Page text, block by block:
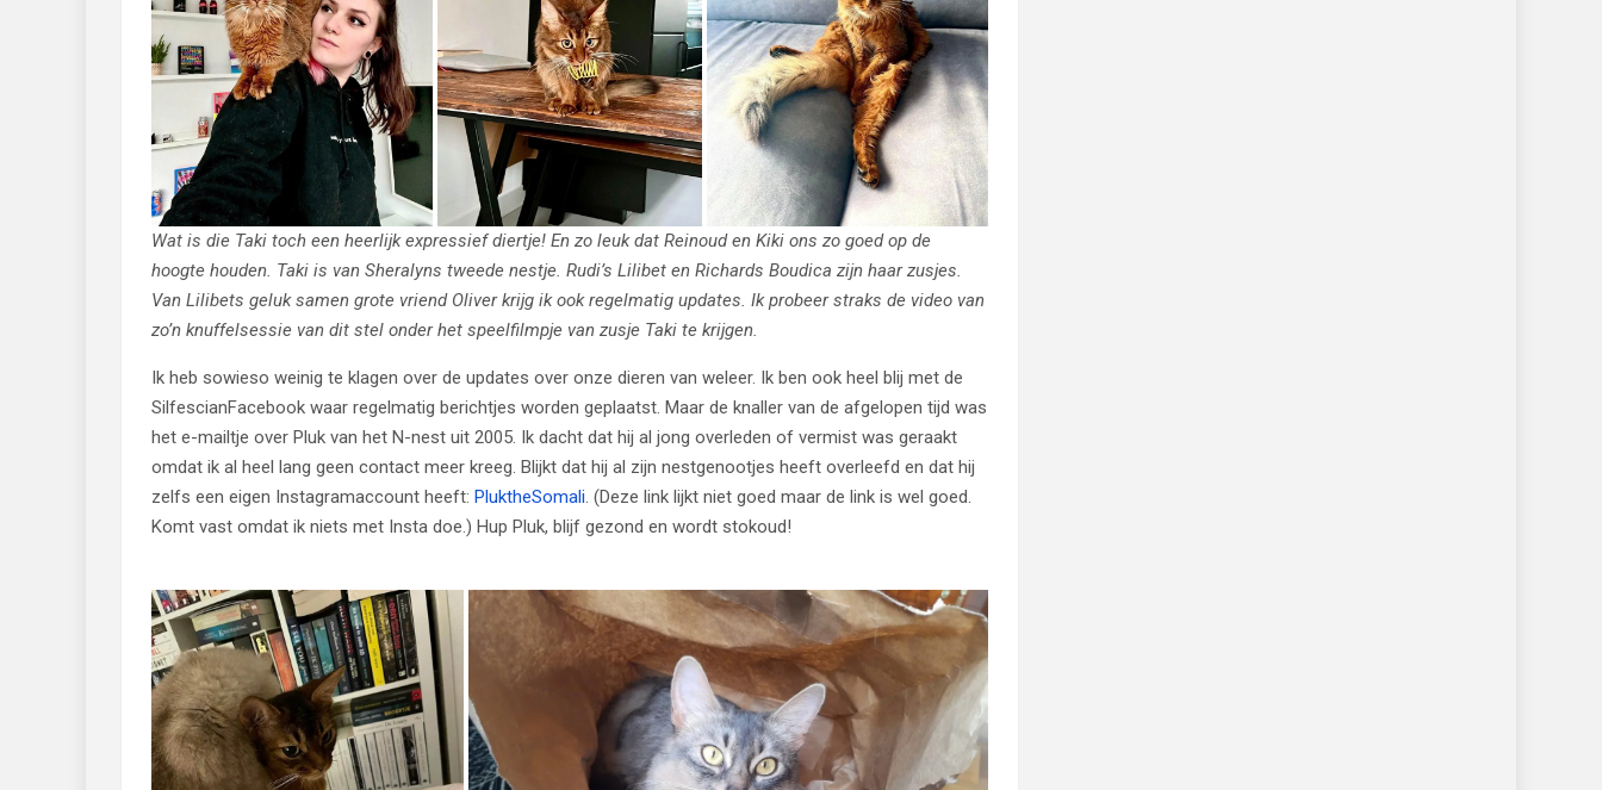
Wat is die Taki toch een heerlijk expressief diertje! En zo leuk dat Reinoud en Kiki ons zo goed op de
hoogte houden. Taki is van Sheralyns tweede nestje. Rudi’s Lilibet en Richards Boudica zijn haar zusjes.
Van Lilibets geluk samen grote vriend Oliver krijg ik ook regelmatig updates. Ik probeer straks de video van
zo’n knuffelsessie van dit stel onder het speelfilmpje van zusje Taki te krijgen.
Ik heb sowieso weinig te klagen over de updates over onze dieren van weleer. Ik ben ook heel blij met de
SilfescianFacebook waar regelmatig berichtjes worden geplaatst. Maar de knaller van de afgelopen tijd was
het e-mailtje over Pluk van het N-nest uit 2005. Ik dacht dat hij al jong overleden of vermist was geraakt
omdat ik al heel lang geen contact meer kreeg. Blijkt dat hij al zijn nestgenootjes heeft overleefd en dat hij
zelfs een eigen Instagramaccount heeft: PluktheSomali. (Deze link lijkt niet goed maar de link is wel goed.
Komt vast omdat ik niets met Insta doe.) Hup Pluk, blijf gezond en wordt stokoud!